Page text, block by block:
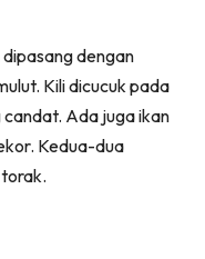
dengan
Kili dicucuk pada
candat. Ada juga ikan
Kedua-dua